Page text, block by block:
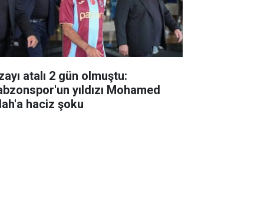
atalı 2 gün olmuştu:
yıldızı Mohamed
haciz şoku